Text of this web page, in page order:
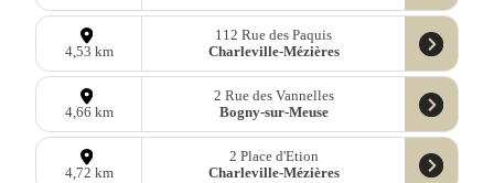
4,53 km
112 Rue des Paquis
Charleville-Mézières
4,66 km
2 Rue des Vannelles
Bogny-sur-Meuse
4,72 km
2 Place d'Etion
Charleville-Mézières